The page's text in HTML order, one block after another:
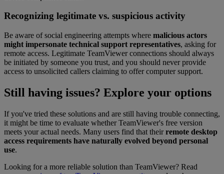
Recognizing legitimate vs. suspicious activity
Be aware of social engineering attempts where malicious actors
might impersonate technical support representatives, asking for
remote access. Legitimate TeamViewer connections should always
be initiated by someone you trust, and you should never provide
access to unsolicited callers claiming to offer computer support.
Still having issues? Explore your options
If you've tried these solutions and are still having trouble connecting,
it might be time to evaluate whether TeamViewer's free version
meets your actual needs. Many users find that theirremote desktop
access requirements have naturally evolved beyond personal
use.
Looking for a more reliable solution than TeamViewer? Read